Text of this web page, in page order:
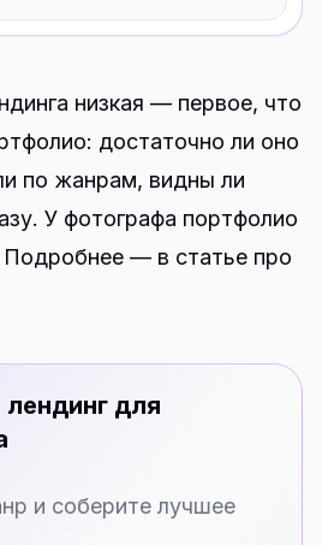
низкая — первое, что
достаточно ли оно
по жанрам, видны ли
У фотографа портфолио
Подробнее — в статье про
лендинг для
и соберите лучшее